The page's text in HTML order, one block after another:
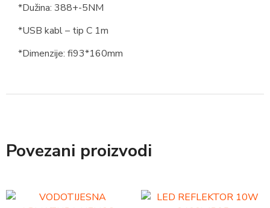
*Dužina: 388+-5NM
*USB kabl – tip C 1m
*Dimenzije: fi93*160mm
Povezani proizvodi